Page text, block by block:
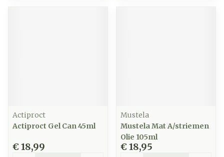
Actiproct
Actiproct Gel Can 45ml
€ 18,99
Mustela
Mustela Mat A/striemen
Olie 105ml
€ 18,95